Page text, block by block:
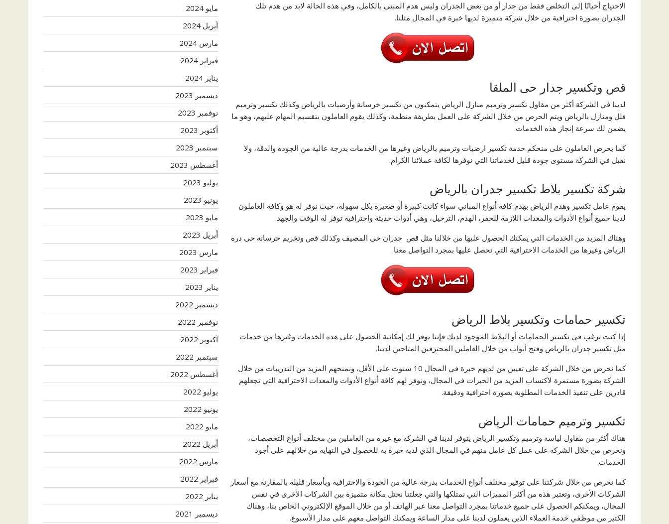
الاحتياج أحيانًا إلى التخلص فقط من جدار أو من بعض الجدران وليس هدم المبنى بالكامل، وفي هذه الحالة لابد من هدم تلك
الجدران بصورة احترافية من خلال شركة متميزة لديها خبرة في المجال مثلنا.
قص وتكسير جدار حى الملقا
لدينا في الشركة أكثر من مقاول تكسير وترميم منازل الرياض يتمكنون من تكسير خرسانة وأرضيات بالرياض وكذلك تكسير وترميم
فلل ومنازل بالرياض ويتم الحرص من خلال الشركة على العمل بطريقة منظمة، وكذلك يقوم العاملون بتقسيم المهام عليهم، وهو ما
يضمن لك سرعة إنجاز هذه الخدمات.
كما يحرص العاملون على منحكم خدمة تكسير ارضيات وترميم بالرياض وغيرها من الخدمات بدرجة عالية من الجودة والدقة، ولا
نقبل في الشركة مستوى جودة قليل لخدماتنا التي نوفرها لكافة عملائنا الكرام.
شركة تكسير بلاط تكسير جدران بالرياض
يقوم عامل تكسير وهدم الرياض بهدم كافة أنواع المباني سواء كانت كبيرة أو صغيرة بكل سهولة، حيث نوفر له هو وكافة العاملون
لدينا جميع أنواع الأدوات والمعدات اللازمة للحفر، الهدم، الترحيل، وهي أدوات حديثة واحترافية توفر له الوقت والجهد.
وهناك المزيد من الخدمات التي يمكنك الحصول عليها من خلالنا مثل قص جدران حى المصيف وكذلك قص وتخريم خرسانه حى دره
الرياض وغيرها من الخدمات الاحترافية التي تحصل عليها بمجرد التواصل معنا.
تكسير حمامات وتكسير بلاط الرياض
إذا كنت ترغب في تكسير الحمامات أو البلاط الموجود لديك فإننا نوفر لك إمكانية الحصول على هذه الخدمات وغيرها من خدمات
مثل تكسير جدران بالرياض وفتح أبواب من خلال العاملين المحترفين المتاحين لدينا.
كما نحرص من خلال الشركة على تعيين من لديهم خبرة في المجال 10 سنوت على الأقل، ونمنحهم المزيد من التدريبات من خلال
الشركة بصورة مستمرة لاكتساب المزيد من الخبرات في المجال، ونوفر لهم كافة أنواع الأدوات والمعدات الاحترافية التي تجعلهم
قادرين على تنفيذ الخدمات المطلوبة بصورة احترافية ودقيقة.
تكسير وترميم حمامات الرياض
هناك أكثر من مقاول لياسة وترميم وتكسير الرياض يتوفر لدينا في الشركة مع غيره من العاملين من مختلف أنواع التخصصات،
ونحرص من خلال الشركة على عمل كل عامل منهم في المجال الذي لديه خبرة به للحصول في النهاية من خلالهم على أجود
الخدمات.
كما نحرص من خلال شركتنا على توفير مختلف أنواع الخدمات بدرجة عالية من الجودة والاحترافية وبأسعار قليلة بالمقارنة مع أسعار
الشركات الأخرى، وتعتبر هذه من أكثر المميزات التي نمتلكها والتي جعلتنا نحتل مكانة متميزة بين الشركات الأخرى في نفس
المجال، ويمكنكم الحصول على جميع خدماتنا بمجرد التواصل معنا عبر الهاتف أو من خلال الموقع الإلكتروني الخاص بنا، وهناك
الكثير من موظفي خدمة العملاء الذين يعملون لدينا على مدار الساعة ويمكنك التواصل معهم على مدار الأسبوع.
مايو 2024
أبريل 2024
مارس 2024
فبراير 2024
يناير 2024
ديسمبر 2023
نوفمبر 2023
أكتوبر 2023
سبتمبر 2023
أغسطس 2023
يوليو 2023
يونيو 2023
مايو 2023
أبريل 2023
مارس 2023
فبراير 2023
يناير 2023
ديسمبر 2022
نوفمبر 2022
أكتوبر 2022
سبتمبر 2022
أغسطس 2022
يوليو 2022
يونيو 2022
مايو 2022
أبريل 2022
مارس 2022
فبراير 2022
يناير 2022
ديسمبر 2021